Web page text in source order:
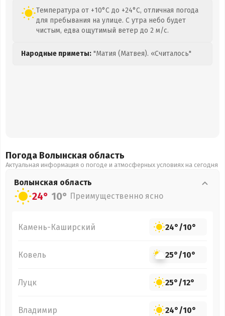
Температура от +10°C до +24°C, отличная погода
для пребывания на улице. С утра небо будет
чистым, едва ощутимый ветер до 2 м/с.
Народные приметы: "Матия (Матвея). «Считалось"
Погода Волынская область
Актуальная информация о погоде и атмосферных условиях на сегодня
Волынская область
24° 10° Преимущественно ясно
Камень-Каширский 24°/10°
Ковель 25°/10°
Луцк 25°/12°
Владимир 24°/10°